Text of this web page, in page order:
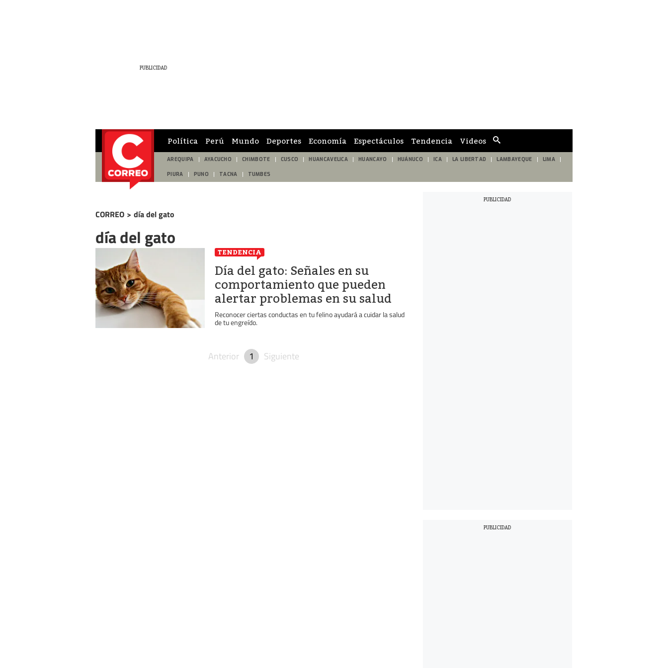
de
búsqueda
Política Perú Mundo Deportes Economía Espectáculos Tendencia Videos
AREQUIPA AYACUCHO CHIMBOTE CUSCO HUANCAVELICA HUANCAYO HUÁNUCO ICA LA LIBERTAD LAMBAYEQUE LIMA
PIURA PUNO TACNA TUMBES
CORREO > día del gato
día del gato
TENDENCIA
Día del gato: Señales en su
comportamiento que pueden
alertar problemas en su salud
Reconocer ciertas conductas en tu felino ayudará a cuidar la salud
de tu engreído.
Anterior 1 Siguiente